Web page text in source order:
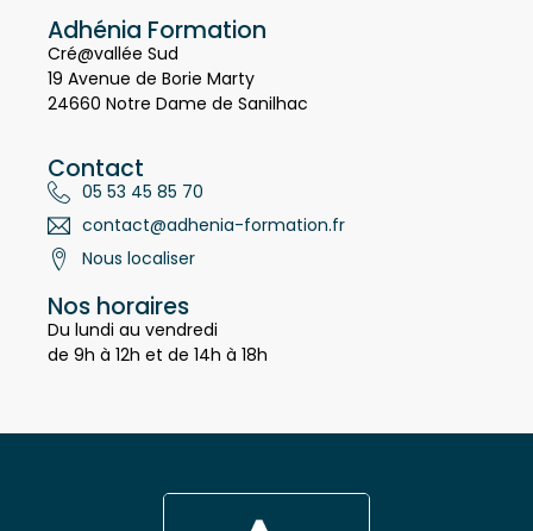
Adhénia Formation
Cré@vallée Sud
19 Avenue de Borie Marty
24660 Notre Dame de Sanilhac
Contact
05 53 45 85 70
contact@adhenia-formation.fr
Nous localiser
Nos horaires
Du lundi au vendredi
de 9h à 12h et de 14h à 18h